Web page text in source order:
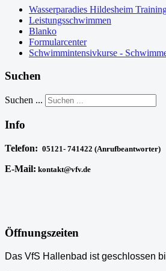
Wasserparadies Hildesheim
Leistungsschwimmen
Blanko
Formularcenter
Schwimmintensivkurse -
Suchen
Suchen ...
Info
Telefon: 05121- 741422 (Anrufbeantworter)
E-Mail: kontakt@vfv.de
Öffnungszeiten
Das VfS Hallenbad ist geschlossen